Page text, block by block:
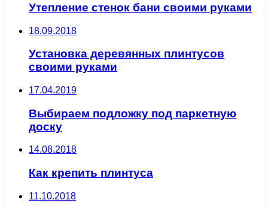
Утепление стенок бани своими руками
18.09.2018
Установка деревянных плинтусов
своими руками
17.04.2019
Выбираем подложку под паркетную
доску
14.08.2018
Как крепить плинтуса
11.10.2018